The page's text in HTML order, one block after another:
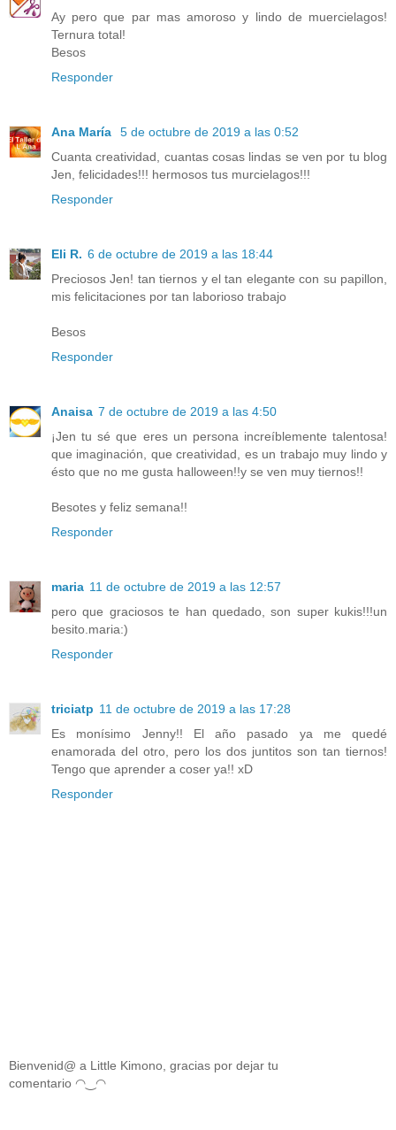
Ay pero que par mas amoroso y lindo de muercielagos!
Ternura total!
Besos
Responder
Ana María
5 de octubre de 2019 a las 0:52
Cuanta creatividad, cuantas cosas lindas se ven por tu blog
Jen, felicidades!!! hermosos tus murcielagos!!!
Responder
Eli R. 6 de octubre de 2019 a las 18:44
Preciosos Jen! tan tiernos y el tan elegante con su papillon,
mis felicitaciones por tan laborioso trabajo
Besos
Responder
Anaisa 7 de octubre de 2019 a las 4:50
¡Jen tu sé que eres un persona increíblemente talentosa!
que imaginación, que creatividad, es un trabajo muy lindo y
ésto que no me gusta halloween!!y se ven muy tiernos!!
Besotes y feliz semana!!
Responder
maria 11 de octubre de 2019 a las 12:57
pero que graciosos te han quedado, son super kukis!!!un
besito.maria:)
Responder
triciatp 11 de octubre de 2019 a las 17:28
Es monísimo Jenny!! El año pasado ya me quedé
enamorada del otro, pero los dos juntitos son tan tiernos!
Tengo que aprender a coser ya!! xD
Responder
Bienvenid@ a Little Kimono, gracias por dejar tu
comentario ◠‿◠